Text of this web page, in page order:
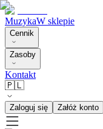
MuzykaW sklepie
Cennik
Zasoby
Kontakt
🇵🇱
Zaloguj się Załóż konto